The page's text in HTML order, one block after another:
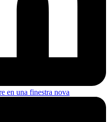
en una finestra nova